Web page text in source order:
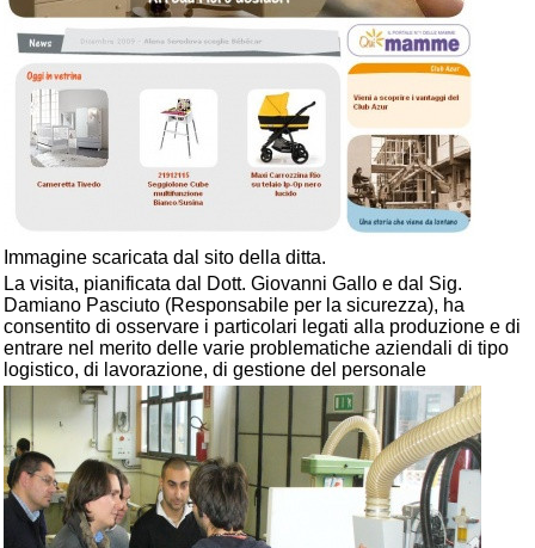
Immagine scaricata dal sito della ditta.
La visita, pianificata dal Dott. Giovanni Gallo e dal Sig.
Damiano Pasciuto (Responsabile per la sicurezza), ha
consentito di osservare i particolari legati alla produzione e di
entrare nel merito delle varie problematiche aziendali di tipo
logistico, di lavorazione, di gestione del personale